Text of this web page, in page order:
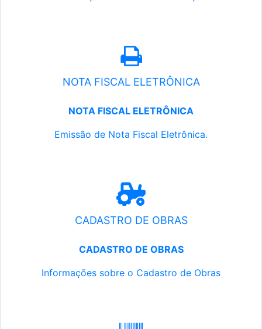
NOTA FISCAL ELETRÔNICA
NOTA FISCAL ELETRÔNICA
Emissão de Nota Fiscal Eletrônica.
CADASTRO DE OBRAS
CADASTRO DE OBRAS
Informações sobre o Cadastro de Obras